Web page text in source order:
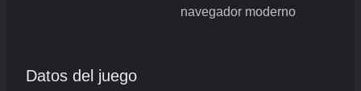
navegador moderno
Datos del juego